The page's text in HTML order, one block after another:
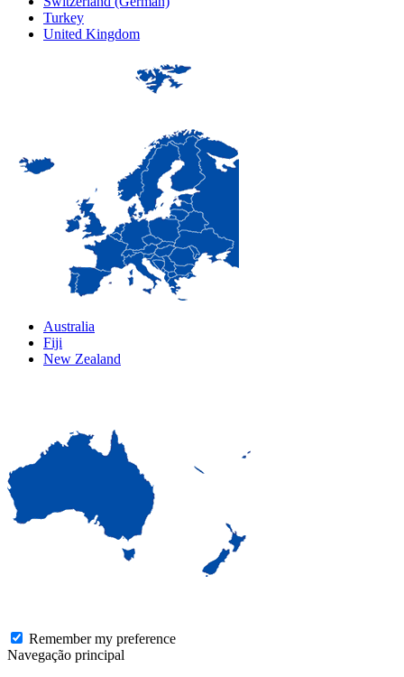
Turkey
United Kingdom
Australia
Fiji
New Zealand
Remember my preference
Navegação principal